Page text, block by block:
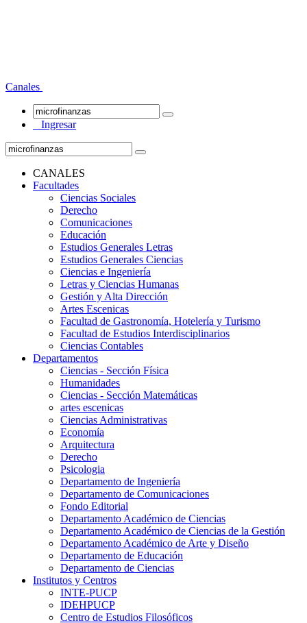
Canales
Ingresar
CANALES
Facultades
Ciencias Sociales
Derecho
Comunicaciones
Educación
Estudios Generales Letras
Estudios Generales Ciencias
Ciencias e Ingeniería
Letras y Ciencias Humanas
Gestión y Alta Dirección
Artes Escenicas
Facultad de Gastronomía, Hotelería y Turismo
Facultad de Estudios Interdisciplinarios
Ciencias Contables
Departamentos
Ciencias - Sección Física
Humanidades
Ciencias - Sección Matemáticas
artes escenicas
Ciencias Administrativas
Economía
Arquitectura
Derecho
Psicologia
Departamento de Ingeniería
Departamento de Comunicaciones
Fondo Editorial
Departamento Académico de Ciencias
Departamento Académico de Ciencias de la Gestión
Departamento Académico de Arte y Diseño
Departamento de Educación
Departamento de Ciencias
Institutos y Centros
INTE-PUCP
IDEHPUCP
Centro de Estudios Filosóficos